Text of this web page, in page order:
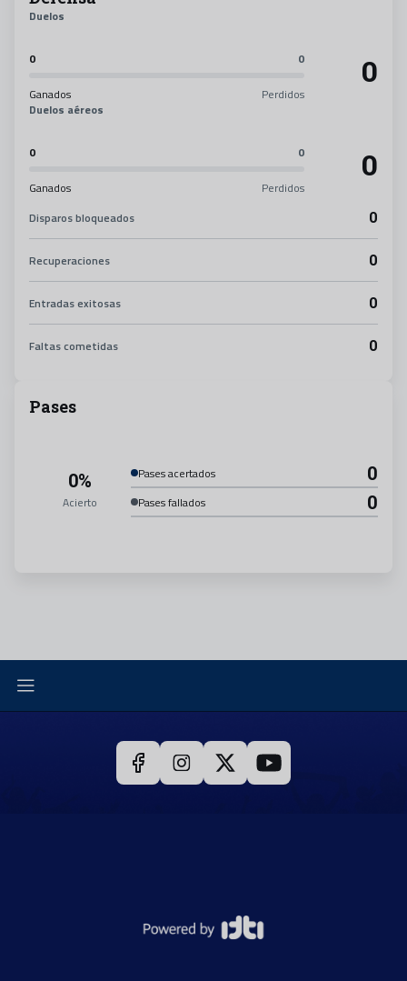
Duelos
0 0
Ganados Perdidos
0
Duelos aéreos
0 0
Ganados Perdidos
0
Disparos bloqueados 0
Recuperaciones 0
Entradas exitosas 0
Faltas cometidas 0
Pases
0%
Acierto
Pases acertados 0
Pases fallados 0